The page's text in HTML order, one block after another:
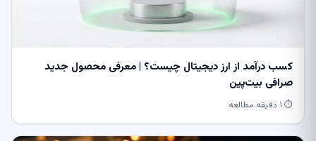
کسب درآمد از ارز دیجیتال چیست؟ | معرفی محصول جدید
صرافی بیت‌پین
⏱ ۱ دقیقه مطالعه